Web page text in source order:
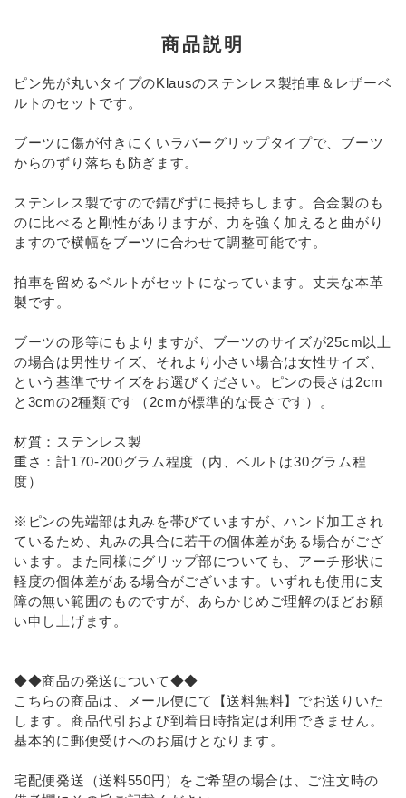
交換・返品について
プライバシーポリシー
特定商取引法について
お問い合わせ
ACCOUNT MENU
ようこそ ゲスト 様
商品説明
ピン先が丸いタイプのKlausのステンレス製拍車＆レザーベ
ルトのセットです。
ブーツに傷が付きにくいラバーグリップタイプで、ブーツ
からのずり落ちも防ぎます。
ステンレス製ですので錆びずに長持ちします。合金製のも
のに比べると剛性がありますが、力を強く加えると曲がり
ますので横幅をブーツに合わせて調整可能です。
拍車を留めるベルトがセットになっています。丈夫な本革
製です。
ブーツの形等にもよりますが、ブーツのサイズが25cm以上
の場合は男性サイズ、それより小さい場合は女性サイズ、
という基準でサイズをお選びください。ピンの長さは2cm
と3cmの2種類です（2cmが標準的な長さです）。
材質：ステンレス製
重さ：計170-200グラム程度（内、ベルトは30グラム程
度）
※ピンの先端部は丸みを帯びていますが、ハンド加工され
ているため、丸みの具合に若干の個体差がある場合がござ
います。また同様にグリップ部についても、アーチ形状に
軽度の個体差がある場合がございます。いずれも使用に支
障の無い範囲のものですが、あらかじめご理解のほどお願
い申し上げます。
◆◆商品の発送について◆◆
こちらの商品は、メール便にて【送料無料】でお送りいた
します。商品代引および到着日時指定は利用できません。
基本的に郵便受けへのお届けとなります。
宅配便発送（送料550円）をご希望の場合は、ご注文時の